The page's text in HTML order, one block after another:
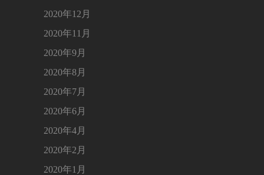
2020年12月
2020年11月
2020年9月
2020年8月
2020年7月
2020年6月
2020年4月
2020年2月
2020年1月